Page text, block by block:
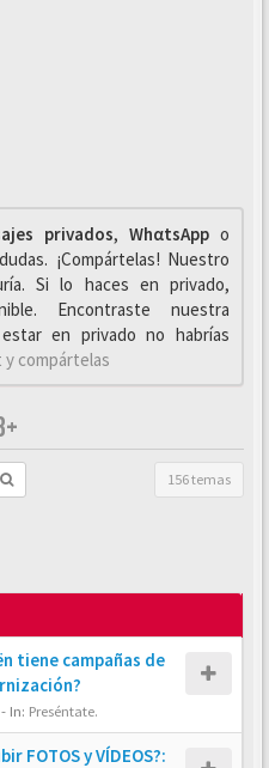
privados, WhαtsAppo
¡Compártelas! Nuestro
Si lo haces en privado,
Encontraste nuestra
en privado no habrías
compártelas
156 temas
tiene campañas de
- In: Preséntate.
FOTOS y VÍDEOS?: